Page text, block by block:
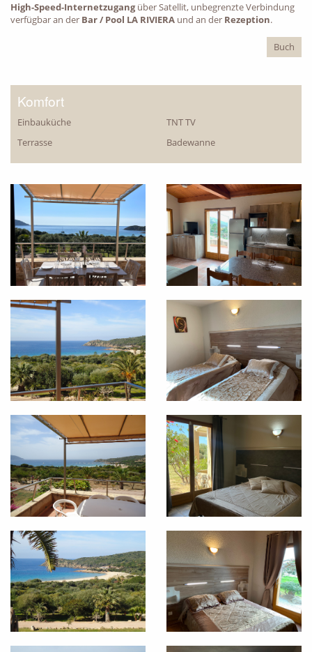
PRÄSENTATION
High-Speed-Internetzugangüber Satellit, unbegrenzte Verbindung
verfügbar an der Bar / Pool LA RIVIERA und an der Rezeption.
Buch
Komfort
Einbauküche
TNT TV
Terrasse
Badewanne